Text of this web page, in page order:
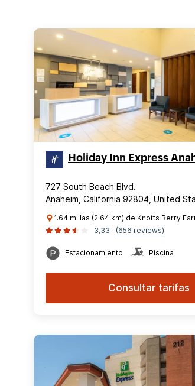
Holiday Inn Express
727 South Beach Blvd.
Anaheim, California 92804, United
1.64 millas (2.64 km) de Knotts Berry
3,33
(656 reviews)
Estacionamiento Piscina
Consultar tarifas